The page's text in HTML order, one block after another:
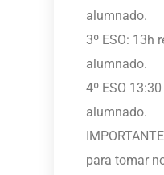
alumnado.
3º ESO: 13h
alumnado.
4º ESO
alumnado.
para tomar